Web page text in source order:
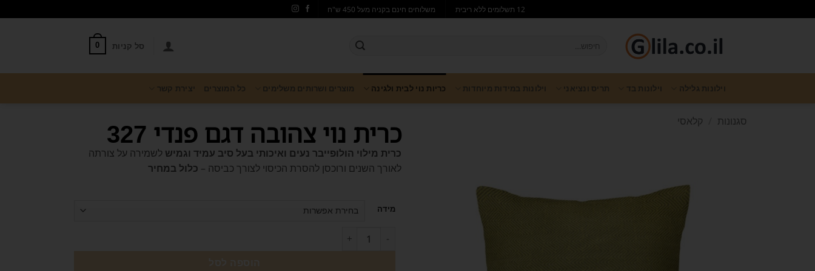
12 תשלומים ללא ריבית משלוחים חינם בקניה מעל 450 ש"ח
סל קניות 0
וילונות גלילה וילונות בד תריס ונציאני וילונות במידות מיוחדות כריות נוי לבית ולגינה מוצרים ושרותים משלימים כל המוצרים יצירת קשר
סגנונות קלאסי כרית נוי צהובה דגם פנדי 327
כרית מילוי הולופייבר נעים ואיכותי בעל סיב עמיד וגמיש לשמירה על צורתה
לאורך השנים ורוכסן להסרת הכיסוי לצורך כביסה – כלול במחיר
מידה